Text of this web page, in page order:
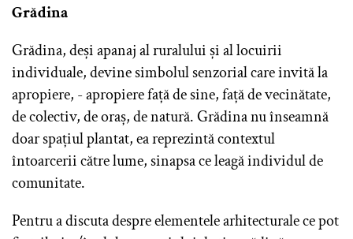
Grădina
Grădina, deși apanaj al ruralului și al locuirii
individuale, devine simbolul senzorial care invită la
apropiere, - apropiere față de sine, față de vecinătate,
de colectiv, de oraș, de natură. Grădina nu înseamnă
doar spațiul plantat, ea reprezintă contextul
întoarcerii către lume, sinapsa ce leagă individul de
comunitate.
Pentru a discuta despre elementele arhitecturale ce pot